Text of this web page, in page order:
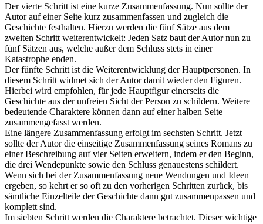
Der vierte Schritt ist eine kurze Zusammenfassung. Nun sollte der
Autor auf einer Seite kurz zusammenfassen und zugleich die
Geschichte festhalten. Hierzu werden die fünf Sätze aus dem
zweiten Schritt weiterentwickelt: Jeden Satz baut der Autor nun zu
fünf Sätzen aus, welche außer dem Schluss stets in einer
Katastrophe enden.
Der fünfte Schritt ist die Weiterentwicklung der Hauptpersonen. In
diesem Schritt widmet sich der Autor damit wieder den Figuren.
Hierbei wird empfohlen, für jede Hauptfigur einerseits die
Geschichte aus der unfreien Sicht der Person zu schildern. Weitere
bedeutende Charaktere können dann auf einer halben Seite
zusammengefasst werden.
Eine längere Zusammenfassung erfolgt im sechsten Schritt. Jetzt
sollte der Autor die einseitige Zusammenfassung seines Romans zu
einer Beschreibung auf vier Seiten erweitern, indem er den Beginn,
die drei Wendepunkte sowie den Schluss genauestens schildert.
Wenn sich bei der Zusammenfassung neue Wendungen und Ideen
ergeben, so kehrt er so oft zu den vorherigen Schritten zurück, bis
sämtliche Einzelteile der Geschichte dann gut zusammenpassen und
komplett sind.
Im siebten Schritt werden die Charaktere betrachtet. Dieser wichtige